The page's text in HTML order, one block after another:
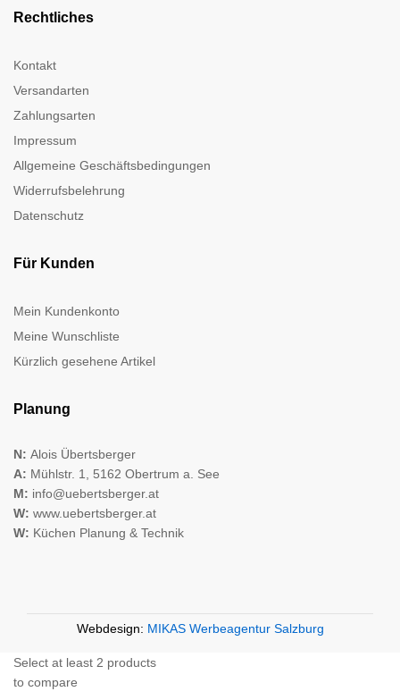
Rechtliches
Kontakt
Versandarten
Zahlungsarten
Impressum
Allgemeine Geschäftsbedingungen
Widerrufsbelehrung
Datenschutz
Für Kunden
Mein Kundenkonto
Meine Wunschliste
Kürzlich gesehene Artikel
Planung
N: Alois Übertsberger
A: Mühlstr. 1, 5162 Obertrum a. See
M: info@uebertsberger.at
W: www.uebertsberger.at
W: Küchen Planung & Technik
Webdesign: MIKAS Werbeagentur Salzburg
Select at least 2 products
to compare